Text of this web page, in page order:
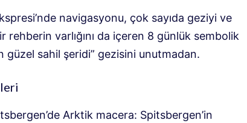
navigasyonu, çok sayıda geziyi ve
rehberin varlığını da içeren 8 günlük sembolik
güzel sahil şeridi” gezisini unutmadan.
Arktik macera: Spitsbergen’in